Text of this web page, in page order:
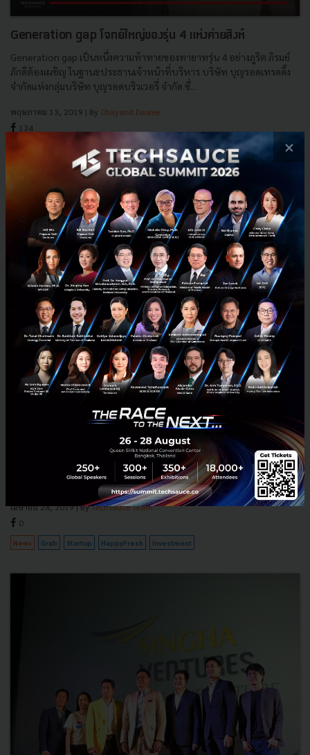
Generation gap โจทย์ใหญ่ของรุ่น 4 แห่งค่ายสิงห์
Generation gap เป็นหนึ่งความท้าทายของทายาทรุ่น 4 อย่างภูริต ภิรมย์
ภักดีต้องเผชิญ ในฐานะประธานเจ้าหน้าที่บริหาร บริษัท บุญรอดเทรดดิ้ง
จำกัดแห่งกลุ่มบริษัท บุญรอดบริวเวอรี่ จำกัด ซึ่...
พฤษภาคม 13, 2019 | By Chayanit Dasree
134
CVC generation gap Singha Ventures
Bhurit Bhirombhakdi
HappyFresh รับเงิน Series C 20 ล้าน USD นำโดย Mirae
Asset ร่วมด้วย Grab-LINE-Singha Ventures
HappyFresh ผู้ให้บริการซื้อและส่งสินค้าสดในเอเชียตะวันออกเฉียงใต้
ประกาศรับเงินระดมทุน Series C เมื่อเดือนเมษายน ปี 2019 มูลค่า 20 ล้าน
ดอลลาร์สหรัฐฯ โดยมี Grab Ventures, LINE Ventr...
เมษายน 24, 2019| ByTechsauce Team
0
News Grab Startup HappyFresh Investment
×